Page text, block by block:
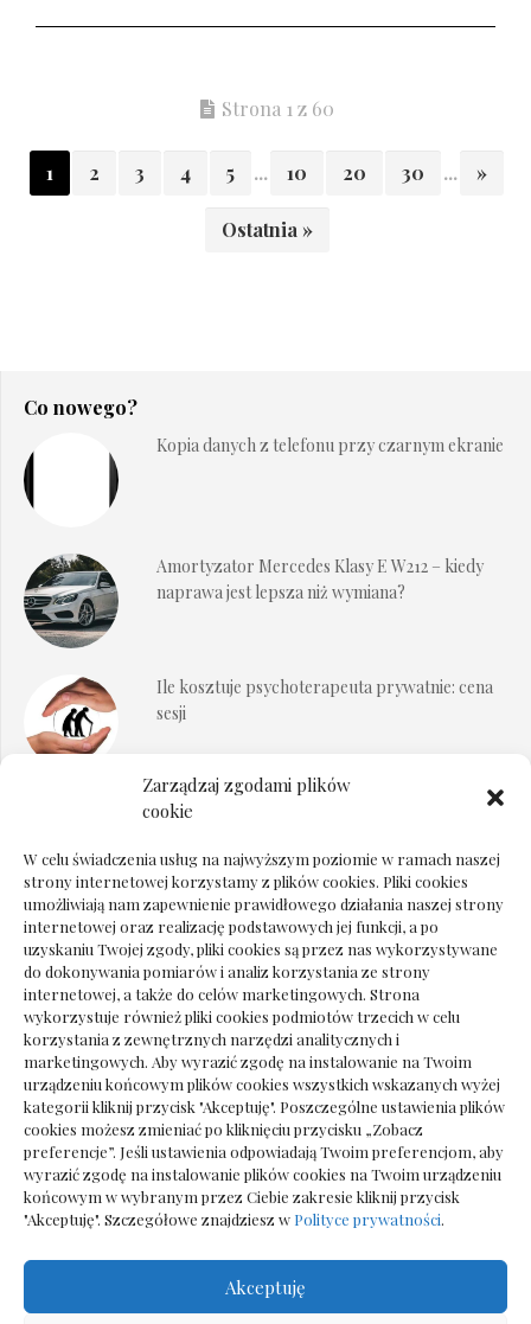
Zarządzaj zgodami plików
cookie
W celu świadczenia usług na najwyższym poziomie w ramach naszej
strony internetowej korzystamy z plików cookies. Pliki cookies
umożliwiają nam zapewnienie prawidłowego działania naszej strony
internetowej oraz realizację podstawowych jej funkcji, a po
uzyskaniu Twojej zgody, pliki cookies są przez nas wykorzystywane
do dokonywania pomiarów i analiz korzystania ze strony
internetowej, a także do celów marketingowych. Strona
wykorzystuje również pliki cookies podmiotów trzecich w celu
korzystania z zewnętrznych narzędzi analitycznych i
marketingowych. Aby wyrazić zgodę na instalowanie na Twoim
urządzeniu końcowym plików cookies wszystkich wskazanych wyżej
kategorii kliknij przycisk "Akceptuję". Poszczególne ustawienia plików
cookies możesz zmieniać po kliknięciu przycisku „Zobacz
preferencje”. Jeśli ustawienia odpowiadają Twoim preferencjom, aby
wyrazić zgodę na instalowanie plików cookies na Twoim urządzeniu
końcowym w wybranym przez Ciebie zakresie kliknij przycisk
"Akceptuję". Szczegółowe znajdziesz w Polityce prywatności.
Akceptuję
Strona 1 z 60
1 2 3 4 5 ... 10 20 30 ... »
Ostatnia »
Co nowego?
Kopia danych z telefonu przy czarnym ekranie
Amortyzator Mercedes Klasy E W212 – kiedy
naprawa jest lepsza niż wymiana?
Ile kosztuje psychoterapeuta prywatnie: cena
sesji
Dokumenty do odbioru przy zmianie biura
Deska podłogowa do salonu: jak wybrać bez
pośpiechu